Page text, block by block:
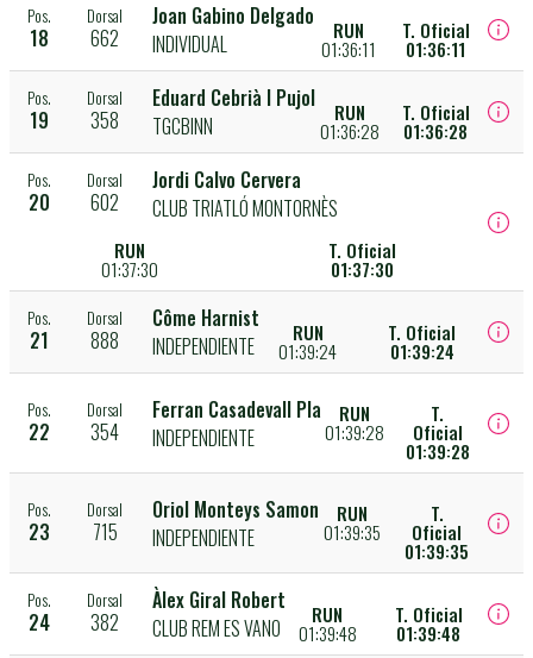
Pos.
18
Dorsal
662
Joan Gabino Delgado
INDIVIDUAL
RUN
01:36:11
T. Oficial
01:36:11
Pos.
19
Dorsal
358
Eduard Cebrià I Pujol
TGCBINN
RUN
01:36:28
T. Oficial
01:36:28
Pos.
20
Dorsal
602
Jordi Calvo Cervera
CLUB TRIATLÓ MONTORNÈS
RUN
01:37:30
T. Oficial
01:37:30
Pos.
21
Dorsal
888
Côme Harnist
INDEPENDIENTE
RUN
01:39:24
T. Oficial
01:39:24
Pos.
22
Dorsal
354
Ferran Casadevall Pla
INDEPENDIENTE
RUN
01:39:28
T.
Oficial
01:39:28
Pos.
23
Dorsal
715
Oriol Monteys Samon
INDEPENDIENTE
RUN
01:39:35
T.
Oficial
01:39:35
Pos.
24
Dorsal
382
Àlex Giral Robert
CLUB REM ES VANO
RUN
01:39:48
T. Oficial
01:39:48